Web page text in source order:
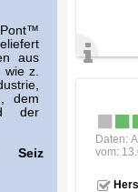
aus
wie z.
dem
der
Seiz
Daten:
vom: